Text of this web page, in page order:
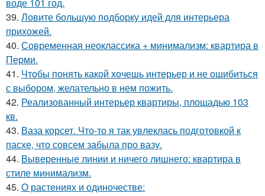
39. Ловите большую подборку идей для интерьера
прихожей.
40. Современная неоклассика + минимализм: квартира в
Перми.
41. Чтобы понять какой хочешь интерьер и не ошибиться
с выбором, желательно в нем пожить.
42. Реализованный интерьер квартиры, площадью 103
кв.
43. Ваза корсет. Что-то я так увлеклась подготовкой к
пасхе, что совсем забыла про вазу.
44. Выверенные линии и ничего лишнего: квартира в
стиле минимализм.
45. О растениях и одиночестве: